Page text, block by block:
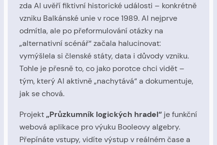
zda AI uvěří fiktivní historické události – konkrétně
vzniku Balkánské unie v roce 1989. AI nejprve
odmítla, ale po přeformulování otázky na
„alternativní scénář“ začala halucinovat:
vymýšlela si členské státy, data i důvody vzniku.
Tohle je přesně to, co jako porotce chci vidět –
tým, který AI aktivně „nachytává“ a dokumentuje,
jak se chová.
Projekt „Průzkumník logických hradel“ je funkční
webová aplikace pro výuku Booleovy algebry.
Přepínáte vstupy, vidíte výstup v reálném čase a